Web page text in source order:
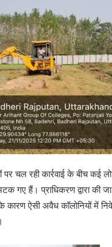
चल रही कार्रवाई के बीच कई
गए हैं। प्राधिकरण द्वारा की जा
ऐसी अवैध कॉलोनियों में